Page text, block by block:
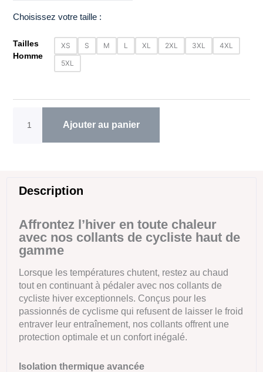
Choisissez votre taille :
Tailles
Homme
XS S M L XL 2XL 3XL
4XL
5XL
quantité
de
Fluo
Ajouter au panier
Description
Affrontez l’hiver en toute chaleur
avec nos collants de cycliste haut de
gamme
Lorsque les températures chutent, restez au chaud
tout en continuant à pédaler avec nos collants de
cycliste hiver exceptionnels. Conçus pour les
passionnés de cyclisme qui refusent de laisser le froid
entraver leur entraînement, nos collants offrent une
protection optimale et un confort inégalé.
Isolation thermique avancée